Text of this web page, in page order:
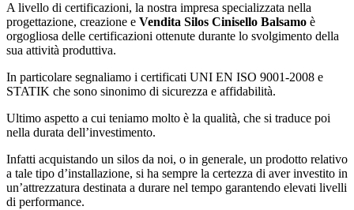
A livello di certificazioni, la nostra impresa specializzata nella
progettazione, creazione e Vendita Silos Cinisello Balsamo è
orgogliosa delle certificazioni ottenute durante lo svolgimento della
sua attività produttiva.
In particolare segnaliamo i certificati UNI EN ISO 9001-2008 e
STATIK che sono sinonimo di sicurezza e affidabilità.
Ultimo aspetto a cui teniamo molto è la qualità, che si traduce poi
nella durata dell’investimento.
Infatti acquistando un silos da noi, o in generale, un prodotto relativo
a tale tipo d’installazione, si ha sempre la certezza di aver investito in
un’attrezzatura destinata a durare nel tempo garantendo elevati livelli
di performance.